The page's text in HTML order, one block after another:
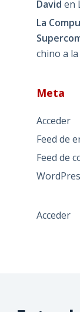
David en
La
chino a
Meta
Acceder
Feed de
Feed de
Acceder